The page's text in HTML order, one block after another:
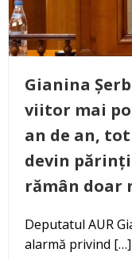
Gianina
viitor mai
an de an,
devin
rămân doar
Deputatul AUR
alarmă privind […]